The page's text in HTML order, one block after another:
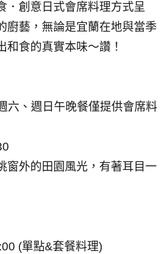
．創意日式會席料理方式呈
廚藝，無論是宜蘭在地與當季
食的真實本味～讚！
、週日午晚餐僅提供會席料
窗外的田園風光，有著耳目一
(單點&套餐料理)